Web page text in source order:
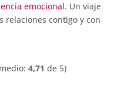
emocional. Un viaje
relaciones contigo y con
4,71 de 5)